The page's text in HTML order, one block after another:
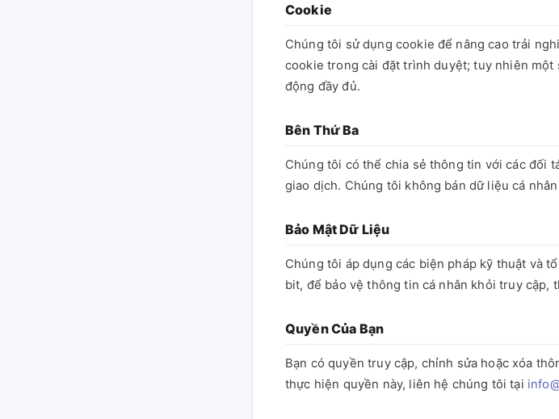
Cookie
Chúng tôi sử dụng cookie để nâng cao trải
cookie trong cài đặt trình duyệt; tuy nhiên
động đầy đủ.
Bên Thứ Ba
Chúng tôi có thể chia sẻ thông tin với các đối
giao dịch. Chúng tôi không bán dữ liệu cá
Bảo Mật Dữ Liệu
Chúng tôi áp dụng các biện pháp kỹ thuật và
bit, để bảo vệ thông tin cá nhân khỏi truy cập,
Quyền Của Bạn
Bạn có quyền truy cập, chỉnh sửa hoặc xóa
thực hiện quyền này, liên hệ chúng tôi tại